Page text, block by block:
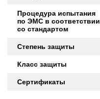
Процедура испытания
по ЭМС в соответствии
со стандартом
Степень защиты
Класс защиты
Сертификаты